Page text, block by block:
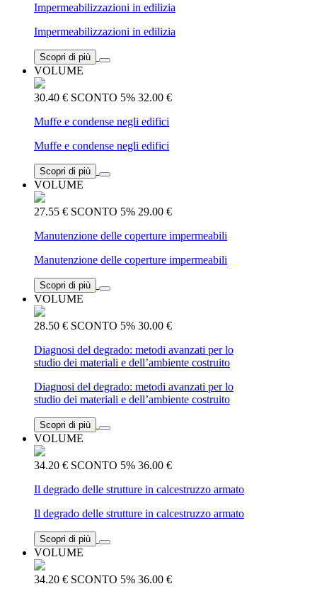
Impermeabilizzazioni in edilizia
Impermeabilizzazioni in edilizia
Scopri di più
VOLUME
30.40 € SCONTO 5% 32.00 €
Muffe e condense negli edifici
Muffe e condense negli edifici
Scopri di più
VOLUME
27.55 € SCONTO 5% 29.00 €
Manutenzione delle coperture impermeabili
Manutenzione delle coperture impermeabili
Scopri di più
VOLUME
28.50 € SCONTO 5% 30.00 €
Diagnosi del degrado: metodi avanzati per lo
studio dei materiali e dell’ambiente costruito
Diagnosi del degrado: metodi avanzati per lo
studio dei materiali e dell’ambiente costruito
Scopri di più
VOLUME
34.20 € SCONTO 5% 36.00 €
Il degrado delle strutture in calcestruzzo armato
Il degrado delle strutture in calcestruzzo armato
Scopri di più
VOLUME
34.20 € SCONTO 5% 36.00 €